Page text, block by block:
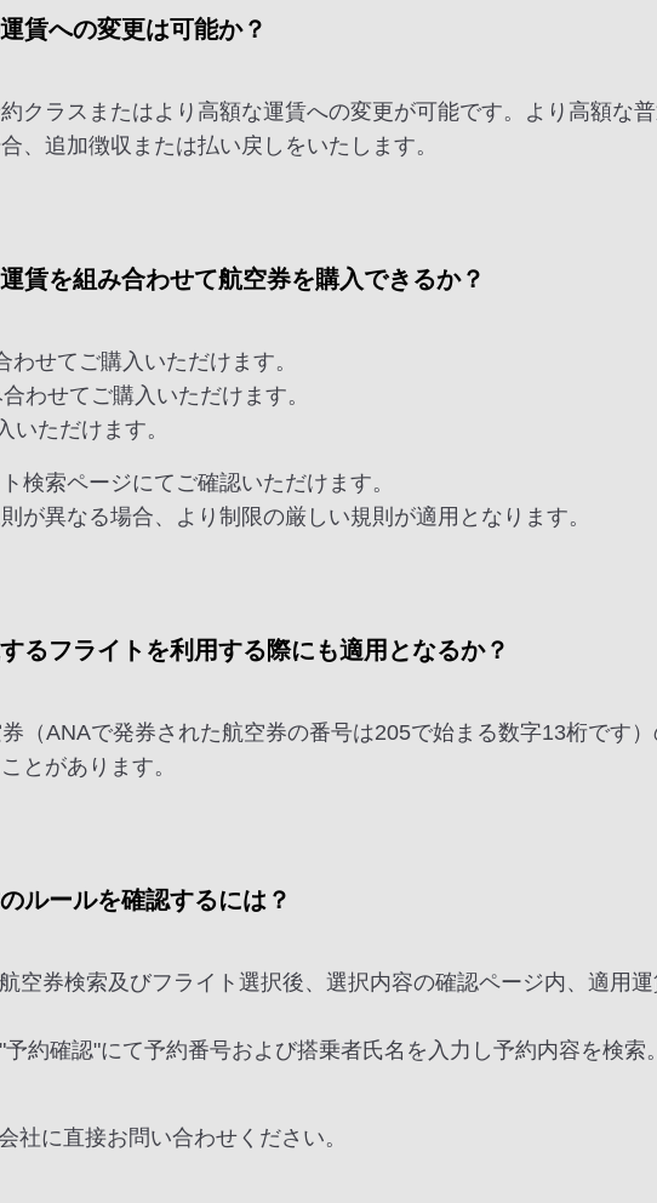
賃への変更は可能か？
クラスまたはより高額な運賃への変更が可能です。より高額な
、追加徴収または払い戻しをいたします。
賃を組み合わせて航空券を購入できるか？
せてご購入いただけます。
わせてご購入いただけます。
いただけます。
検索ページにてご確認いただけます。
が異なる場合、より制限の厳しい規則が適用となります。
るフライトを利用する際にも適用となるか？
（ANAで発券された航空券の番号は205で始まる数字13桁です
とがあります。
ルールを確認するには？
空券検索及びフライト選択後、選択内容の確認ページ内、適用
約確認"にて予約番号および搭乗者氏名を入力し予約内容を検
社に直接お問い合わせください。